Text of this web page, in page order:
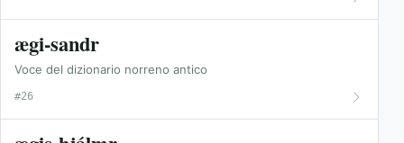
ægi-sandr
Voce del dizionario norreno antico
#26